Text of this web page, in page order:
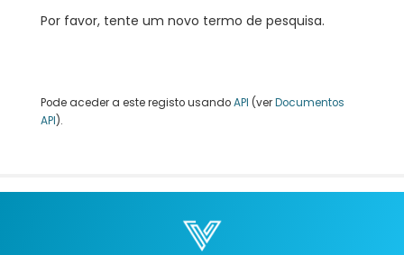
Por favor, tente um novo termo de pesquisa.
Pode aceder a este registo usandoAPI (verDocumentos
API).